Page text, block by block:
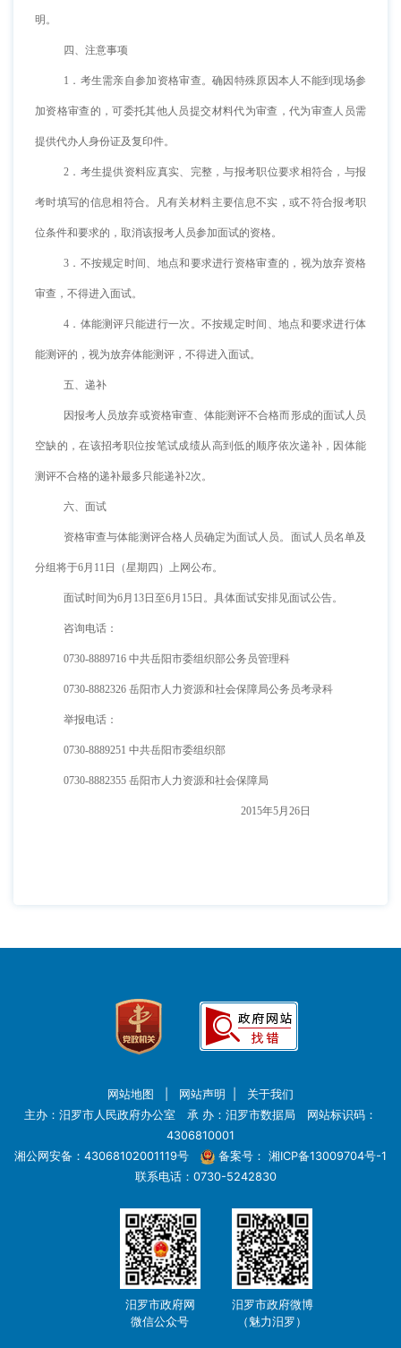
明。
四、注意事项
1．考生需亲自参加资格审查。确因特殊原因本人不能到现场参
加资格审查的，可委托其他人员提交材料代为审查，代为审查人员需
提供代办人身份证及复印件。
2．考生提供资料应真实、完整，与报考职位要求相符合，与报
考时填写的信息相符合。凡有关材料主要信息不实，或不符合报考职
位条件和要求的，取消该报考人员参加面试的资格。
3．不按规定时间、地点和要求进行资格审查的，视为放弃资格
审查，不得进入面试。
4．体能测评只能进行一次。不按规定时间、地点和要求进行体
能测评的，视为放弃体能测评，不得进入面试。
五、递补
因报考人员放弃或资格审查、体能测评不合格而形成的面试人员
空缺的，在该招考职位按笔试成绩从高到低的顺序依次递补，因体能
测评不合格的递补最多只能递补2次。
六、面试
资格审查与体能测评合格人员确定为面试人员。面试人员名单及
分组将于6月11日（星期四）上网公布。
面试时间为6月13日至6月15日。具体面试安排见面试公告。
咨询电话：
0730-8889716 中共岳阳市委组织部公务员管理科
0730-8882326 岳阳市人力资源和社会保障局公务员考录科
举报电话：
0730-8889251 中共岳阳市委组织部
0730-8882355 岳阳市人力资源和社会保障局
2015年5月26日
网站地图 网站声明
关于我们
主办：汨罗市人民政府办公室 承 办：汨罗市数据局 网站标识码：
4306810001
湘公网安备：43068102001119号
备案号： 湘ICP备13009704号-1
联系电话：0730-5242830
汨罗市政府网
微信公众号
汨罗市政府微博
（魅力汨罗）